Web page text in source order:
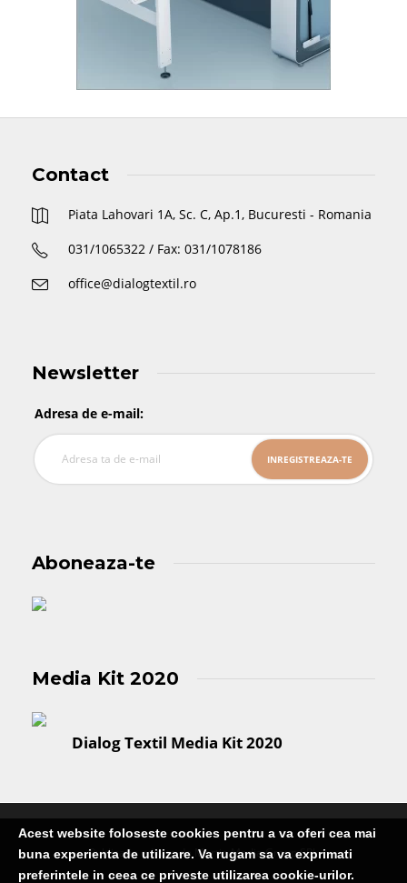
Contact
Piata Lahovari 1A, Sc. C, Ap.1, Bucuresti - Romania
031/1065322 / Fax: 031/1078186
office@dialogtextil.ro
Newsletter
Adresa de e-mail:
Aboneaza-te
Media Kit 2020
Dialog Textil Media Kit 2020
Publicatie editata de Martin Media Group SRL
Acest website foloseste cookies pentru a va oferi cea mai
buna experienta de utilizare. Va rugam sa va exprimati
preferintele in ceea ce priveste utilizarea cookie-urilor.